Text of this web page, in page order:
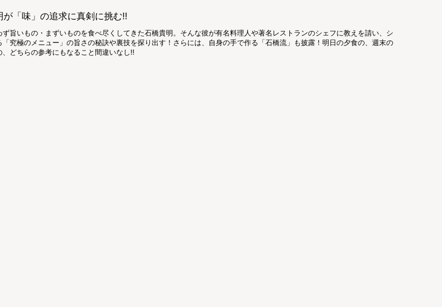
が「味」の追求に真剣に挑む!!
ず旨いもの・まずいものを食べ尽くしてきた石橋貴明。そんな彼が有名料理人や著名レストランのシェフに教えを請い、シ
「究極のメニュー」の旨さの秘訣や裏技を探り出す！さらには、自身の手で作る「石橋流」も披露！明日の夕食の、週末の
、どちらの参考にもなること間違いなし!!